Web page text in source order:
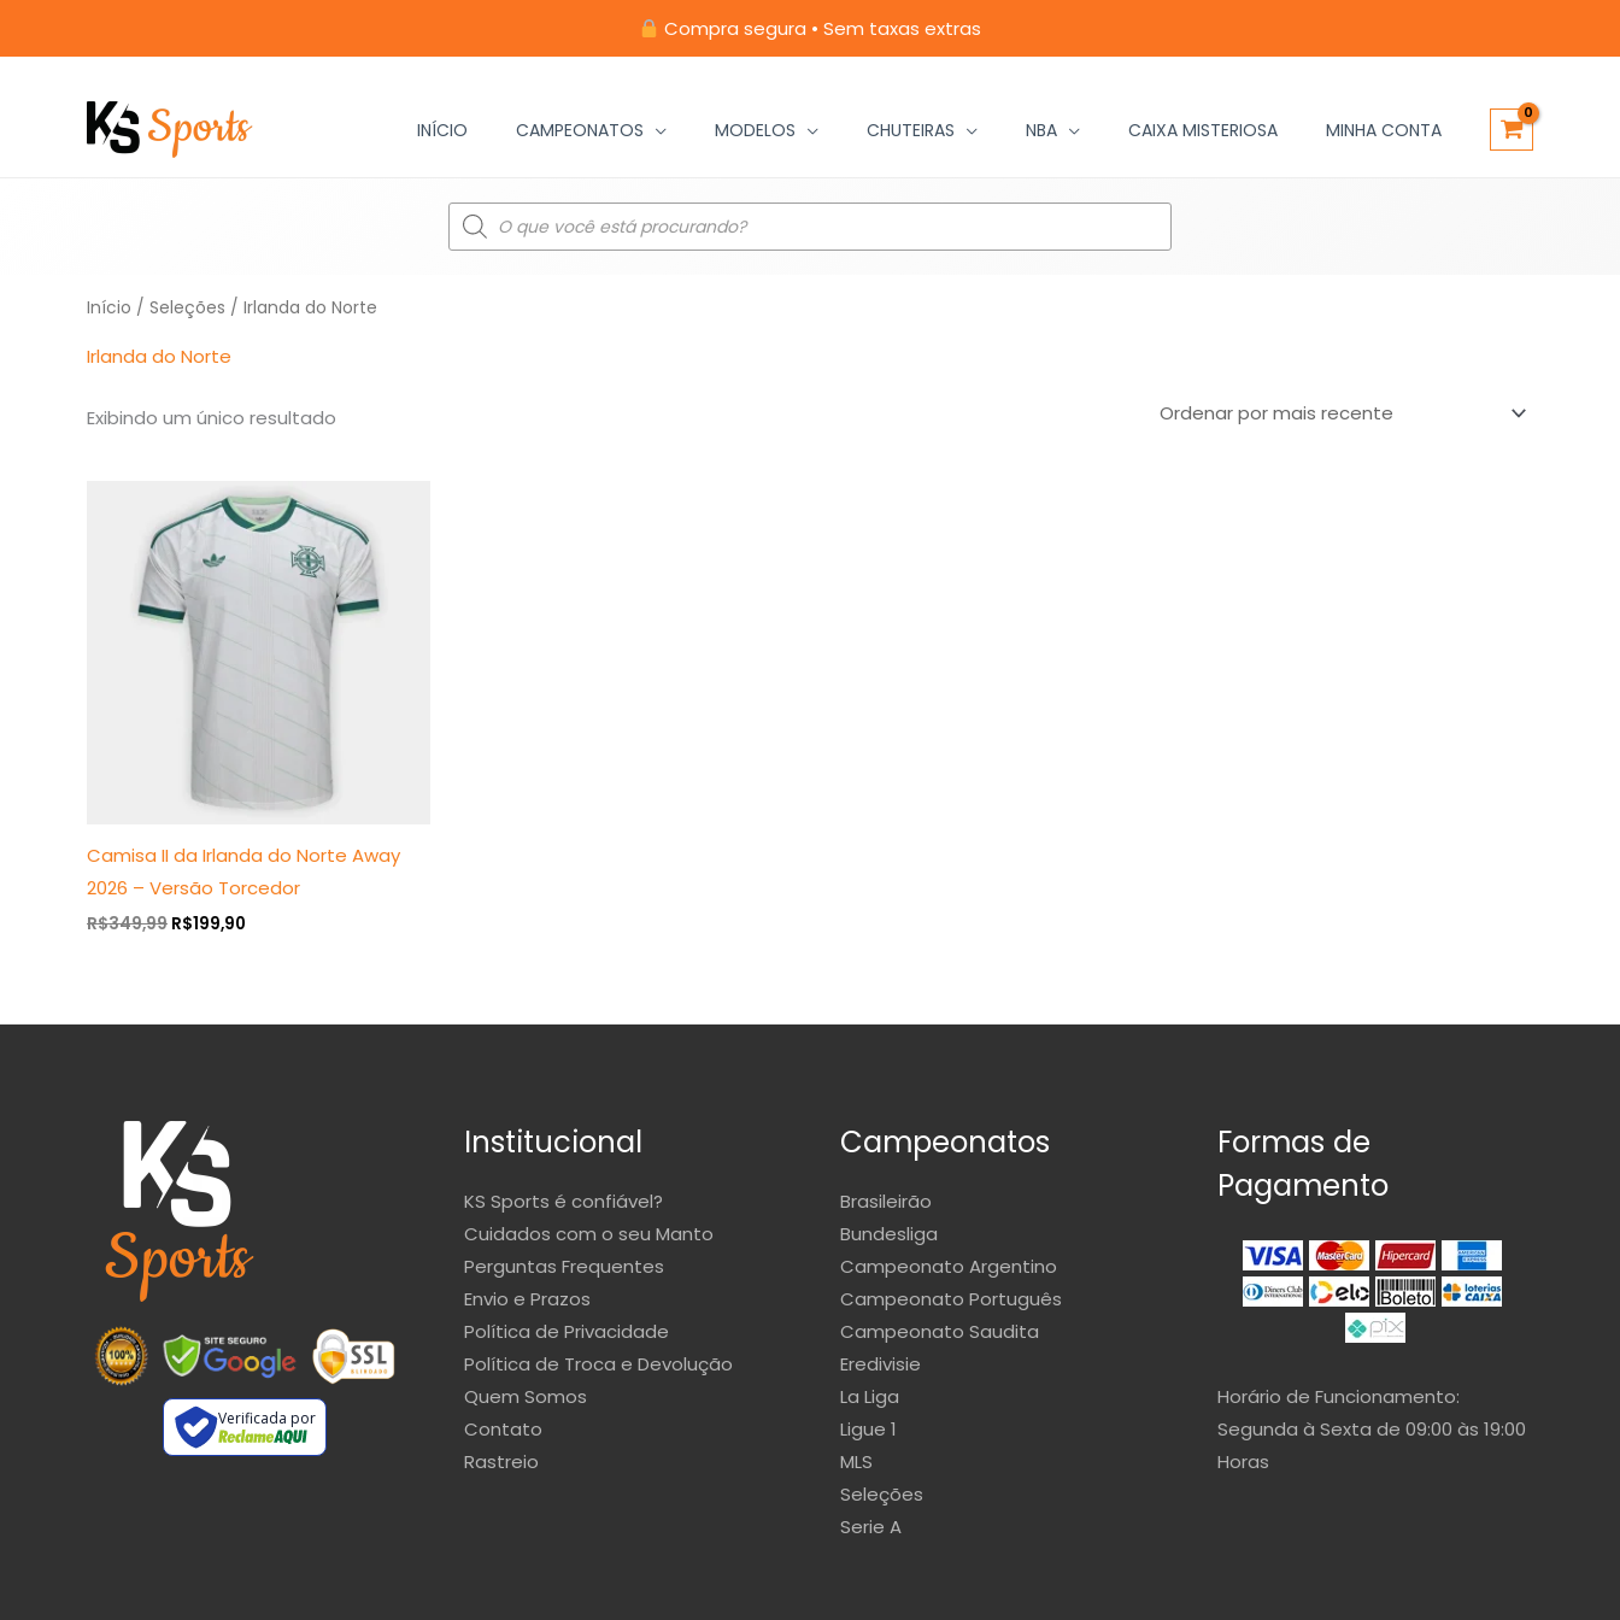
Compra segura • Sem taxas extras
INÍCIO CAMPEONATOS MODELOS CHUTEIRAS NBA CAIXA MISTERIOSA MINHA CONTA
Pesquisar
produtos
Início / Seleções / Irlanda do Norte
Irlanda do Norte
Exibindo um único resultado
Camisa II da Irlanda do Norte Away
2026 – Versão Torcedor
R$349,99
preço
original
era:
R$349,99.
R$199,90
O
preço
atual
R$199,90.
Verificada por
Institucional
KS Sports é confiável?
Cuidados com o seu Manto
Perguntas Frequentes
Envio e Prazos
Política de Privacidade
Política de Troca e Devolução
Quem Somos
Contato
Rastreio
Campeonatos
Brasileirão
Bundesliga
Campeonato Argentino
Campeonato Português
Campeonato Saudita
Eredivisie
La Liga
Ligue 1
MLS
Seleções
Serie A
Formas de
Pagamento
Horário de Funcionamento:
Segunda à Sexta de 09:00 às 19:00
Horas